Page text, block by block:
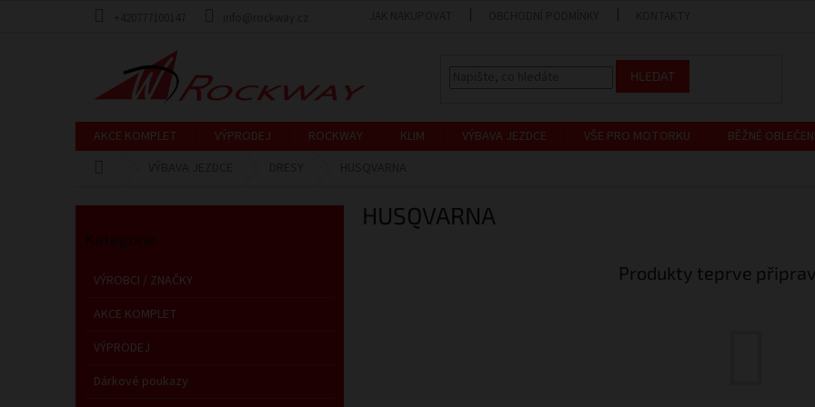
HLEDAT
AKCE KOMPLET VÝPRODEJ ROCKWAY KLIM VÝBAVA JEZDCE VŠE PRO MOTORKU BĚŽNÉ
kategorie
Kategorie
VÝROBCI / ZNAČKY
AKCE KOMPLET
VÝPRODEJ
Dárkové poukazy
HUSQVARNA
Produkty teprve